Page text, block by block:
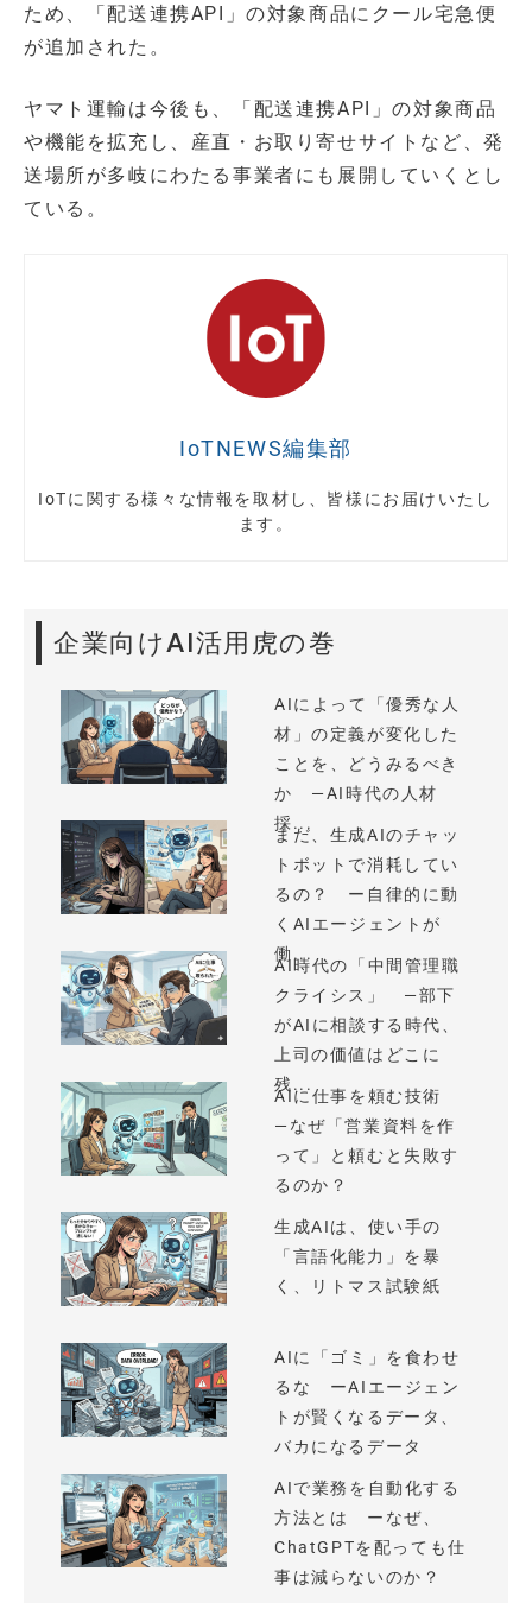
ため、「配送連携API」の対象商品にクール宅急便
が追加された。
ヤマト運輸は今後も、「配送連携API」の対象商品
や機能を拡充し、産直・お取り寄せサイトなど、発
送場所が多岐にわたる事業者にも展開していくとし
ている。
IoTNEWS編集部
IoTに関する様々な情報を取材し、皆様にお届けいたし
ます。
企業向けAI活用虎の巻
AIによって「優秀な人
材」の定義が変化した
ことを、どうみるべき
か —AI時代の人材
採...
まだ、生成AIのチャッ
トボットで消耗してい
るの？ ー自律的に動
くAIエージェントが
働...
AI時代の「中間管理職
クライシス」 —部下
がAIに相談する時代、
上司の価値はどこに
残...
AIに仕事を頼む技術
—なぜ「営業資料を作
って」と頼むと失敗す
るのか？
生成AIは、使い手の
「言語化能力」を暴
く、リトマス試験紙
AIに「ゴミ」を食わせ
るな ーAIエージェン
トが賢くなるデータ、
バカになるデータ
AIで業務を自動化する
方法とは ーなぜ、
ChatGPTを配っても仕
事は減らないのか？